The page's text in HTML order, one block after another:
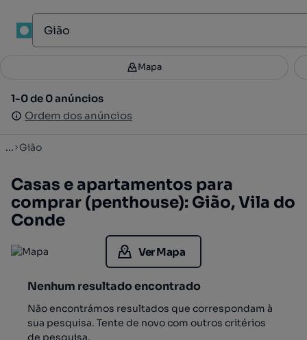
Filtros 2
1-0 de 0 anúncios
Ordem dos anúncios
Mapa
1-0 de 0 anúncios
Ordem dos anúncios
... Gião
Casas e apartamentos para
comprar (penthouse): Gião, Vila do
Conde
Ver Mapa
Nenhum resultado encontrado
Não encontrámos resultados que correspondam à
sua pesquisa. Tente de novo com outros critérios
de pesquisa.